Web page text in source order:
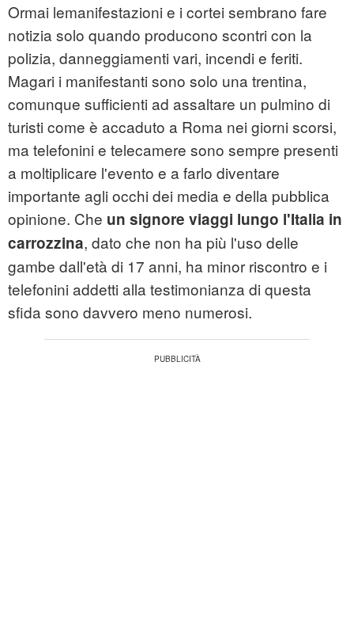
Ormai lemanifestazioni e i cortei sembrano fare
notizia solo quando producono scontri con la
polizia, danneggiamenti vari, incendi e feriti.
Magari i manifestanti sono solo una trentina,
comunque sufficienti ad assaltare un pulmino di
turisti come è accaduto a Roma nei giorni scorsi,
ma telefonini e telecamere sono sempre presenti
a moltiplicare l'evento e a farlo diventare
importante agli occhi dei media e della pubblica
opinione. Che un signore viaggi lungo l'Italia in
carrozzina, dato che non ha più l'uso delle
gambe dall'età di 17 anni, ha minor riscontro e i
telefonini addetti alla testimonianza di questa
sfida sono davvero meno numerosi.